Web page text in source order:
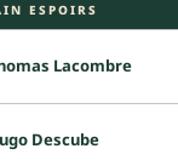
ESPOIRS
Lacombre
Descube